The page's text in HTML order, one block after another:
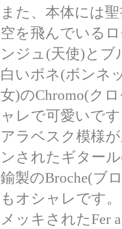
また、本体には
空を飛んでいる
ンジュ(天使)と
白いボネ(ボンネ
女)のChromo(ク
ャレで可愛いで
アラベスク模様
ンされたギター
鍮製のBroche(ブ
もオシャレです
メッキされたFer